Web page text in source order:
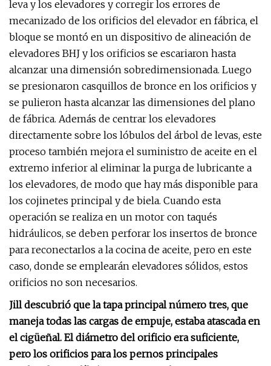
leva y los elevadores y corregir los errores de
mecanizado de los orificios del elevador en fábrica, el
bloque se montó en un dispositivo de alineación de
elevadores BHJ y los orificios se escariaron hasta
alcanzar una dimensión sobredimensionada. Luego
se presionaron casquillos de bronce en los orificios y
se pulieron hasta alcanzar las dimensiones del plano
de fábrica. Además de centrar los elevadores
directamente sobre los lóbulos del árbol de levas, este
proceso también mejora el suministro de aceite en el
extremo inferior al eliminar la purga de lubricante a
los elevadores, de modo que hay más disponible para
los cojinetes principal y de biela. Cuando esta
operación se realiza en un motor con taqués
hidráulicos, se deben perforar los insertos de bronce
para reconectarlos a la cocina de aceite, pero en este
caso, donde se emplearán elevadores sólidos, estos
orificios no son necesarios.
Jill descubrió que la tapa principal número tres, que
maneja todas las cargas de empuje, estaba atascada en
el cigüeñal. El diámetro del orificio era suficiente,
pero los orificios para los pernos principales